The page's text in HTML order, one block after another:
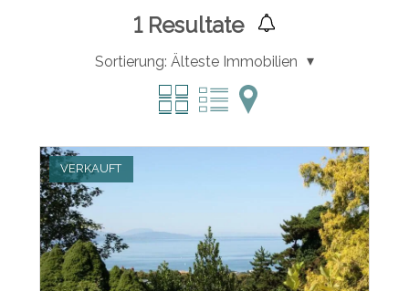
1Resultate
Sortierung: Älteste Immobilien
VERKAUFT